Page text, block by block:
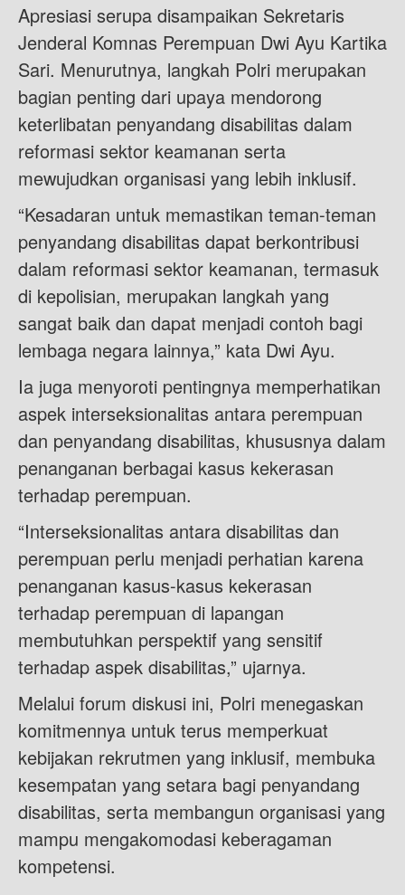
Apresiasi serupa disampaikan Sekretaris
Jenderal Komnas Perempuan Dwi Ayu Kartika
Sari. Menurutnya, langkah Polri merupakan
bagian penting dari upaya mendorong
keterlibatan penyandang disabilitas dalam
reformasi sektor keamanan serta
mewujudkan organisasi yang lebih inklusif.
“Kesadaran untuk memastikan teman-teman
penyandang disabilitas dapat berkontribusi
dalam reformasi sektor keamanan, termasuk
di kepolisian, merupakan langkah yang
sangat baik dan dapat menjadi contoh bagi
lembaga negara lainnya,” kata Dwi Ayu.
Ia juga menyoroti pentingnya memperhatikan
aspek interseksionalitas antara perempuan
dan penyandang disabilitas, khususnya dalam
penanganan berbagai kasus kekerasan
terhadap perempuan.
“Interseksionalitas antara disabilitas dan
perempuan perlu menjadi perhatian karena
penanganan kasus-kasus kekerasan
terhadap perempuan di lapangan
membutuhkan perspektif yang sensitif
terhadap aspek disabilitas,” ujarnya.
Melalui forum diskusi ini, Polri menegaskan
komitmennya untuk terus memperkuat
kebijakan rekrutmen yang inklusif, membuka
kesempatan yang setara bagi penyandang
disabilitas, serta membangun organisasi yang
mampu mengakomodasi keberagaman
kompetensi.